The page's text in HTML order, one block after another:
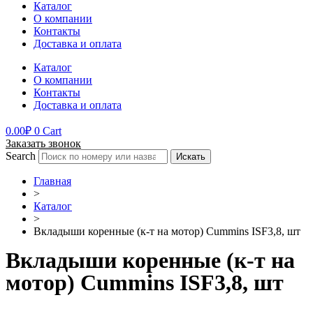
Каталог
О компании
Контакты
Доставка и оплата
Каталог
О компании
Контакты
Доставка и оплата
0.00₽ 0 Cart
Заказать звонок
Search
Искать
Главная
>
Каталог
>
Вкладыши коренные (к-т на мотор) Cummins ISF3,8, шт
Вкладыши коренные (к-т на
мотор) Cummins ISF3,8, шт